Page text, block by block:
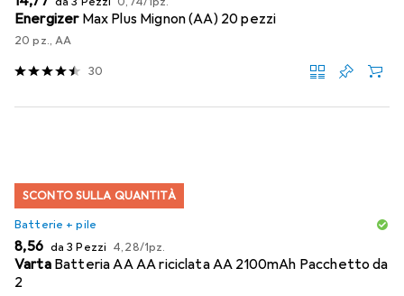
Energizer Max Plus Mignon (AA) 20 pezzi
20 pz., AA
30
SCONTO SULLA QUANTITÀ
Batterie + pile
EUR
8,56 da 3 Pezzi EUR
4,28/1pz.
Varta Batteria AA AA riciclata AA 2100mAh Pacchetto da
2